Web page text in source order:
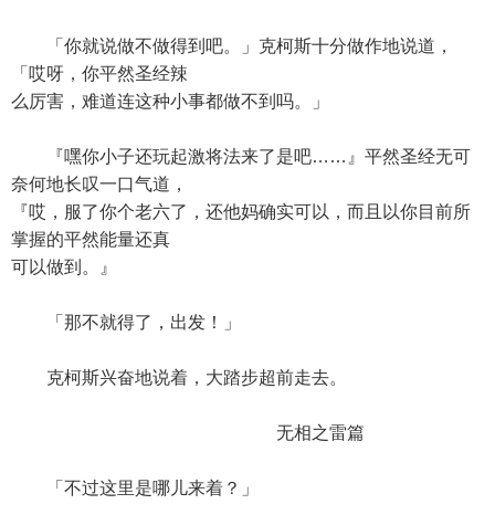
「你就说做不做得到吧。」克柯斯十分做作地说道，
「哎呀，你平然圣经辣
么厉害，难道连这种小事都做不到吗。」
『嘿你小子还玩起激将法来了是吧……』平然圣经无可
奈何地长叹一口气道，
『哎，服了你个老六了，还他妈确实可以，而且以你目前所
掌握的平然能量还真
可以做到。』
「那不就得了，出发！」
克柯斯兴奋地说着，大踏步超前走去。
无相之雷篇
「不过这里是哪儿来着？」